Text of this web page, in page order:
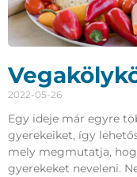
2022-05-26
Egy ideje már egyre
gyerekeiket, így
mely megmutatja,
gyerekeket neveleni.